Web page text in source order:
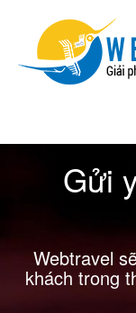
Gửi
Webtravel
khách trong